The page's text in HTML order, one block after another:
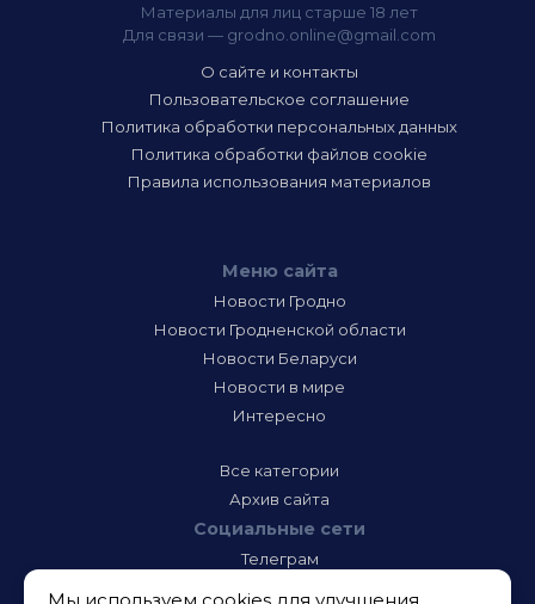
Материалы для лиц старше 18 лет
Для связи — grodno.online@gmail.com
О сайте и контакты
Пользовательское соглашение
Политика обработки персональных данных
Политика обработки файлов cookie
Правила использования материалов
Меню сайта
Новости Гродно
Новости Гродненской области
Новости Беларуси
Новости в мире
Интересно
Все категории
Архив сайта
Социальные сети
Телеграм